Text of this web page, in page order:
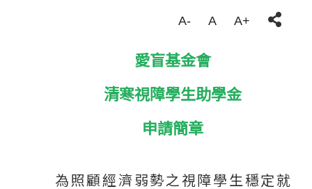
A- A A+
愛盲基金會
清寒視障學生助學金
申請簡章
為照顧經濟弱勢之視障學生穩定就